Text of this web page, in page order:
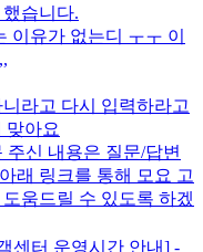
습니다.
이유가 없는디 ㅜㅜ 이
라고 다시 입력하라고
맞아요
신 내용은 질문/답변
래 링크를 통해 모요 고
움드릴 수 있도록 하겠
센터 운영시간 안내] -